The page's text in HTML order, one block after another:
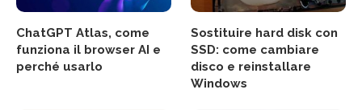
ChatGPT Atlas, come
funziona il browser AI e
perché usarlo
Sostituire hard disk con
SSD: come cambiare
disco e reinstallare
Windows